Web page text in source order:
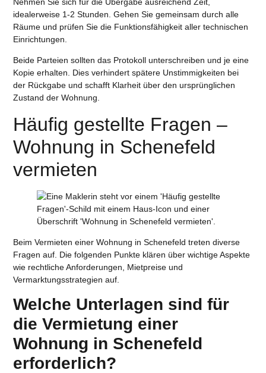
idealerweise 1-2 Stunden. Gehen Sie gemeinsam durch alle
Räume und prüfen Sie die Funktionsfähigkeit aller technischen
Einrichtungen.
Beide Parteien sollten das Protokoll unterschreiben und je eine
Kopie erhalten. Dies verhindert spätere Unstimmigkeiten bei
der Rückgabe und schafft Klarheit über den ursprünglichen
Zustand der Wohnung.
Häufig gestellte Fragen –
Wohnung in Schenefeld
vermieten
Beim Vermieten einer Wohnung in Schenefeld treten diverse
Fragen auf. Die folgenden Punkte klären über wichtige Aspekte
wie rechtliche Anforderungen, Mietpreise und
Vermarktungsstrategien auf.
Welche Unterlagen sind für
die Vermietung einer
Wohnung in Schenefeld
erforderlich?